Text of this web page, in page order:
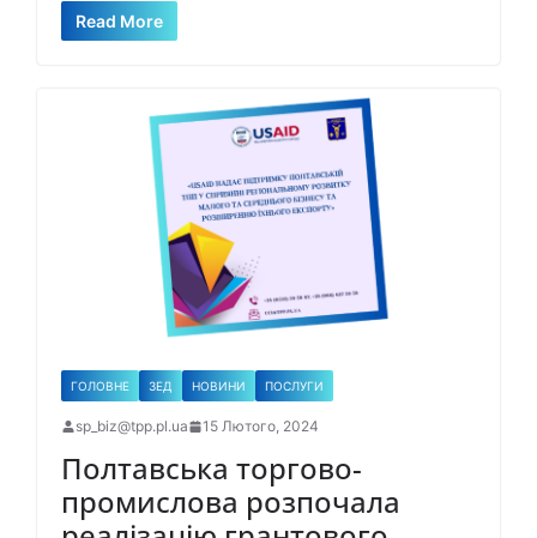
Read More
ГОЛОВНЕ ЗЕД НОВИНИ ПОСЛУГИ
sp_biz@tpp.pl.ua 15 Лютого, 2024
Полтавська торгово-
промислова розпочала